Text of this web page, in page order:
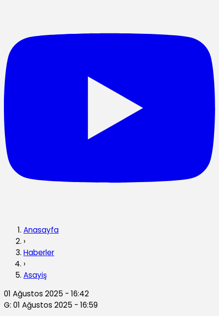
Anasayfa
›
Haberler
›
Asayiş
01 Ağustos 2025 - 16:42
G: 01 Ağustos 2025 - 16:59